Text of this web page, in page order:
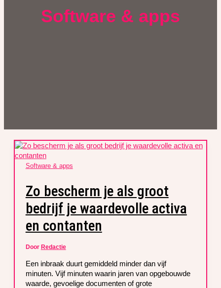
Software & apps
Software & apps
Zo bescherm je als groot
bedrijf je waardevolle activa
en contanten
Door Redactie
Een inbraak duurt gemiddeld minder dan vijf
minuten. Vijf minuten waarin jaren van opgebouwde
waarde, gevoelige documenten of grote